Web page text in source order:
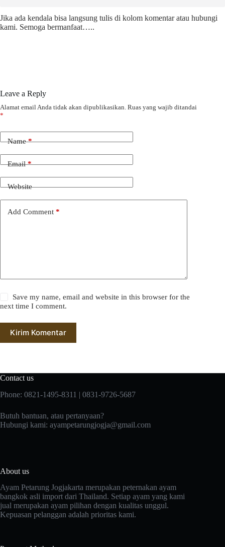
Jika ada kendala bisa langsung tulis di kolom komentar atau hubungi
kami. Semoga bermanfaat…..
Leave a Reply
Alamat email Anda tidak akan dipublikasikan. Ruas yang wajib ditandai
*
Name*
Email*
Website
Add Comment *
Save my name, email and website in this browser for the
next time I comment.
Kirim Komentar
Contact us
Phone: 0821-1495-8311 | 0831-9726-5687
Butuh bantuan, atau pertanyaan?
Hubungi kami: ayampetarungjogja@gmail.com
About us
Ayam Petarung Jogjakarta merupakan peternakan ayam
bangkok asli import dari Thailand. Setiap ayam yang kami
jual merupakan ayam pilihan dengan kualitas unggul.
Kepuasan pelanggan adalah prioritas kami.